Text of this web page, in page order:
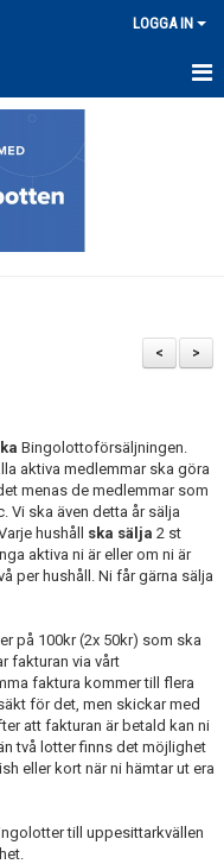
LOGGA IN
>
<
Bingolottoförsäljningen.
aktiva medlemmar ska göra
menas de medlemmar som
Vi ska även detta år sälja
hushåll
ska sälja 2 st
aktiva ni är eller om ni är
per hushåll. Ni får gärna sälja
på 100kr (2x 50kr) som ska
fakturan via vårt
faktura kommer till flera
för det, men skickar med
att fakturan är betald kan ni
två lotter finns det möjlighet
eller kort när ni hämtar ut era
till uppesittarkvällen